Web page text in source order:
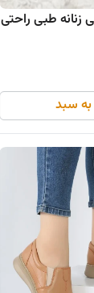
طبی راحتی
به سبد